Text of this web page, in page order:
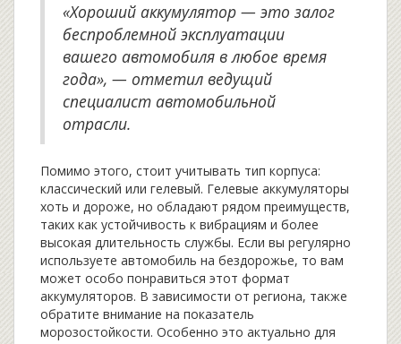
«Хороший аккумулятор — это залог
беспроблемной эксплуатации
вашего автомобиля в любое время
года», — отметил ведущий
специалист автомобильной
отрасли.
Помимо этого, стоит учитывать тип корпуса:
классический или гелевый. Гелевые аккумуляторы
хоть и дороже, но обладают рядом преимуществ,
таких как устойчивость к вибрациям и более
высокая длительность службы. Если вы регулярно
используете автомобиль на бездорожье, то вам
может особо понравиться этот формат
аккумуляторов. В зависимости от региона, также
обратите внимание на показатель
морозостойкости. Особенно это актуально для